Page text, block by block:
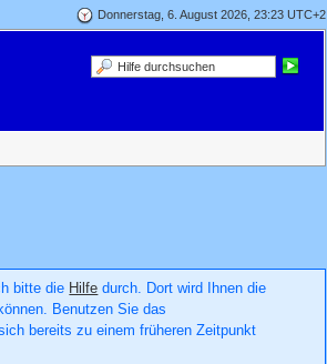
Donnerstag, 6. August 2026, 23:23 UTC+2
bitte die Hilfe durch. Dort wird Ihnen die
Benutzen Sie das
bereits zu einem früheren Zeitpunkt